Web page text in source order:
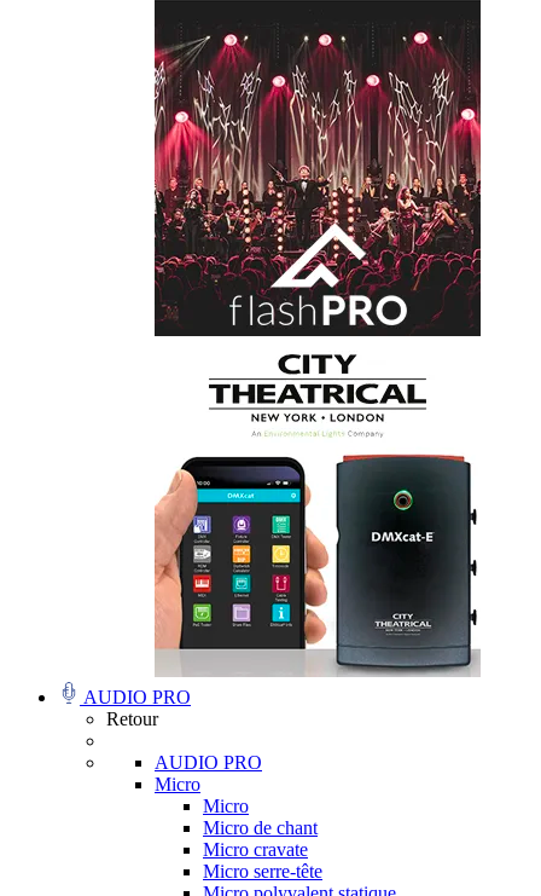
AUDIO PRO
Retour
AUDIO PRO
Micro
Micro
Micro de chant
Micro cravate
Micro serre-tête